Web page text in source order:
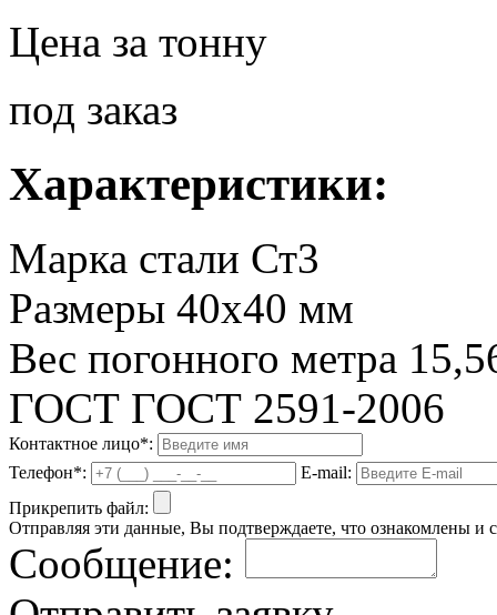
Цена за тонну
под заказ
Характеристики:
Марка стали Ст3
Размеры 40х40 мм
Вес погонного метра
ГОСТ ГОСТ 2591-2006
Контактное лицо*:
Телефон*:
E-mail:
Прикрепить файл:
Отправляя эти данные, Вы подтверждаете, что ознакомлены и
Сообщение: